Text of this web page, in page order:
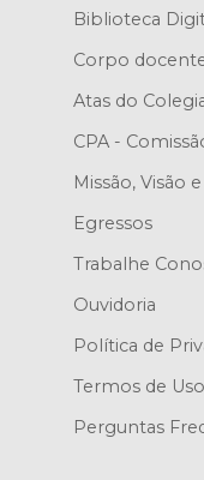
Biblioteca
Corpo
Atas do
CPA -
Missão, Visão
Egressos
Trabalhe
Ouvidoria
Política de
Termos de Uso
Perguntas